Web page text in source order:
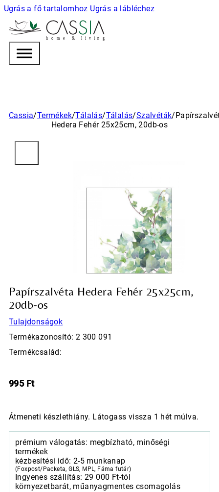
Ugrás a fő tartalomhoz Ugrás a lábléchez
h o m e & l i v i n g
Cassia/Termékek/Tálalás/Tálalás/Szalvéták/
Hedera Fehér 25x25cm, 20db-os
Papírszalvéta Hedera Fehér 25x25cm,
20db-os
Tulajdonságok
Termékazonosító: 2 300 091
Termékcsalád:
995 Ft
Átmeneti készlethiány. Látogass vissza 1 hét múlva.
prémium válogatás: megbízható, minőségi
termékek
kézbesítési idő: 2-5 munkanap
(Foxpost/Packeta, GLS, MPL, Fáma futár)
Ingyenes szállítás: 29 000 Ft-tól
környezetbarát, műanyagmentes csomagolás